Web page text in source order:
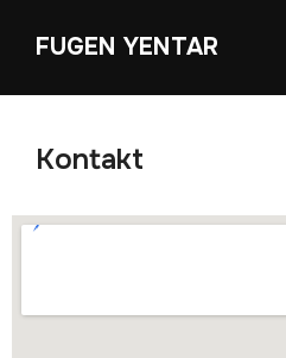
FUGEN YENTAR
Kontakt